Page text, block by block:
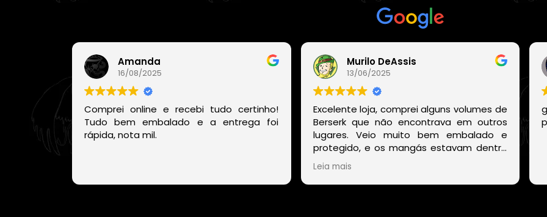
Amanda
16/08/2025
Comprei online e recebi tudo certinho!
Tudo bem embalado e a entrega foi
rápida, nota mil.
Murilo DeAssis
13/06/2025
Excelente loja, comprei alguns volumes de
Berserk que não encontrava em outros
lugares. Veio muito bem embalado e
protegido, e os mangás estavam dentro
de um embrulho muito bonito. E o site
deles também é muito fácil de encontrar
os volumes disponíveis sem precisar ficar
Leia mais